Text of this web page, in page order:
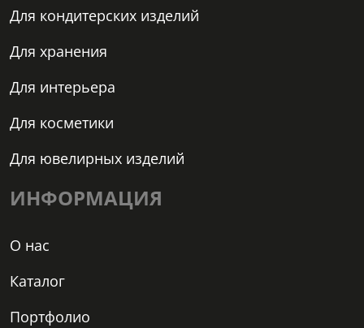
Для кондитерских изделий
Для хранения
Для интерьера
Для косметики
Для ювелирных изделий
ИНФОРМАЦИЯ
О нас
Каталог
Портфолио